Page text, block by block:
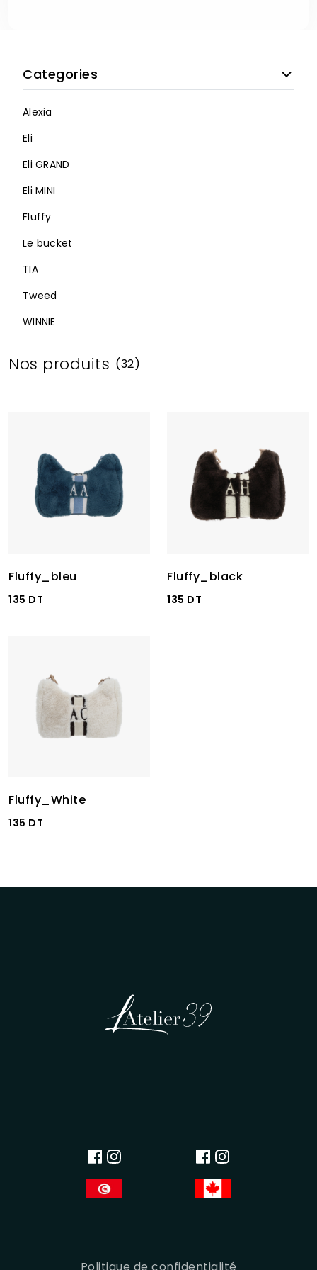
Categories
Alexia
Eli
Eli GRAND
Eli MINI
Fluffy
Le bucket
TIA
Tweed
WINNIE
Nos produits (32)
Fluffy_bleu
135 DT
Fluffy_black
135 DT
Fluffy_White
135 DT
Politique de confidentialité